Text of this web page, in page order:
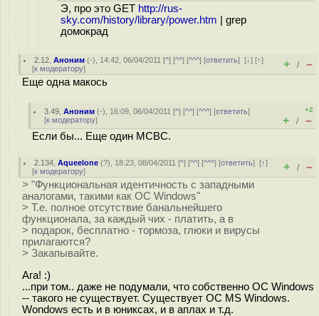
Э, про это GET http://rus-
sky.com/history/library/power.htm | grep
домокрад
2.12 ,Аноним (-), 14:42, 06/04/2011 [^] [^^] [^^^] [ответить][↓] [↑]
[к модератору] + / –
Еще одна макось
3.49 ,Аноним (-), 16:09, 06/04/2011 [^] [^^] [^^^] [ответить]
[к модератору]
+2
+ / –
Если бы... Еще один МСВС.
2.134 ,Aqueelone (?), 18:23, 08/04/2011 [^] [^^] [^^^] [ответить][↑]
[к модератору] + / –
> "Функциональная идентичность с западными
аналогами, такими как ОС Windows"
> Т.е. полное отсутствие банальнейшего
функционала, за каждый чих - платить, а в
> подарок, бесплатно - тормоза, глюки и вирусы
прилагаются?
> Закапывайте.
Ага! :)
...при том.. даже не подумали, что собственно ОС Windows
-- такого не существует. Существует ОС MS Windows.
Wondows есть и в юниксах, и в аплах и т.д.